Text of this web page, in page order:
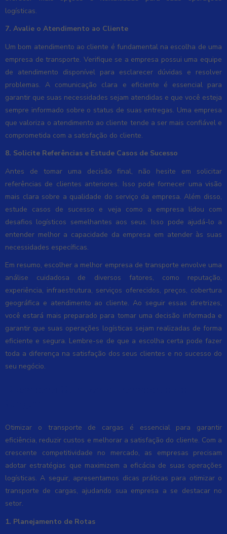
logísticas.
7. Avalie o Atendimento ao Cliente
Um bom atendimento ao cliente é fundamental na escolha de uma
empresa de transporte. Verifique se a empresa possui uma equipe
de atendimento disponível para esclarecer dúvidas e resolver
problemas. A comunicação clara e eficiente é essencial para
garantir que suas necessidades sejam atendidas e que você esteja
sempre informado sobre o status de suas entregas. Uma empresa
que valoriza o atendimento ao cliente tende a ser mais confiável e
comprometida com a satisfação do cliente.
8. Solicite Referências e Estude Casos de Sucesso
Antes de tomar uma decisão final, não hesite em solicitar
referências de clientes anteriores. Isso pode fornecer uma visão
mais clara sobre a qualidade do serviço da empresa. Além disso,
estude casos de sucesso e veja como a empresa lidou com
desafios logísticos semelhantes aos seus. Isso pode ajudá-lo a
entender melhor a capacidade da empresa em atender às suas
necessidades específicas.
Em resumo, escolher a melhor empresa de transporte envolve uma
análise cuidadosa de diversos fatores, como reputação,
experiência, infraestrutura, serviços oferecidos, preços, cobertura
geográfica e atendimento ao cliente. Ao seguir essas diretrizes,
você estará mais preparado para tomar uma decisão informada e
garantir que suas operações logísticas sejam realizadas de forma
eficiente e segura. Lembre-se de que a escolha certa pode fazer
toda a diferença na satisfação dos seus clientes e no sucesso do
seu negócio.
Otimizar o transporte de cargas é essencial para garantir
eficiência, reduzir custos e melhorar a satisfação do cliente. Com a
crescente competitividade no mercado, as empresas precisam
adotar estratégias que maximizem a eficácia de suas operações
logísticas. A seguir, apresentamos dicas práticas para otimizar o
transporte de cargas, ajudando sua empresa a se destacar no
setor.
1. Planejamento de Rotas